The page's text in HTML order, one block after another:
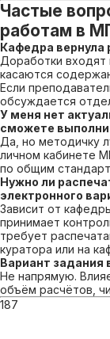
Частые
работам в
Кафедра вернула
Доработки входят
касаются
Если
обсуждается
У меня нет
сможете
Да, но методичку
личном кабинете
по общим
Нужно ли
электронного
Зависит от
принимает
требует
куратора или на
Вариант задания
Не напрямую.
объём расчётов,
187